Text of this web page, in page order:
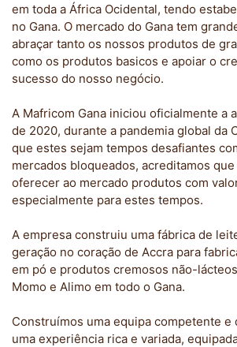
em toda a África Ocidental, tendo
no Gana. O mercado do Gana tem
abraçar tanto os nossos produtos de
como os produtos basicos e apoiar o
sucesso do nosso negócio.
A Mafricom Gana iniciou oficialmente a
de 2020, durante a pandemia global da
que estes sejam tempos desafiantes
mercados bloqueados, acreditamos
oferecer ao mercado produtos com
especialmente para estes tempos.
A empresa construiu uma fábrica de
geração no coração de Accra para
em pó e produtos cremosos não-
Momo e Alimo em todo o Gana.
Construímos uma equipa competente e
uma experiência rica e variada,